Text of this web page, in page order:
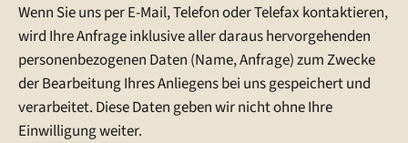
Wenn Sie uns per E-Mail, Telefon oder Telefax kontaktieren,
wird Ihre Anfrage inklusive aller daraus hervorgehenden
personenbezogenen Daten (Name, Anfrage) zum Zwecke
der Bearbeitung Ihres Anliegens bei uns gespeichert und
verarbeitet. Diese Daten geben wir nicht ohne Ihre
Einwilligung weiter.